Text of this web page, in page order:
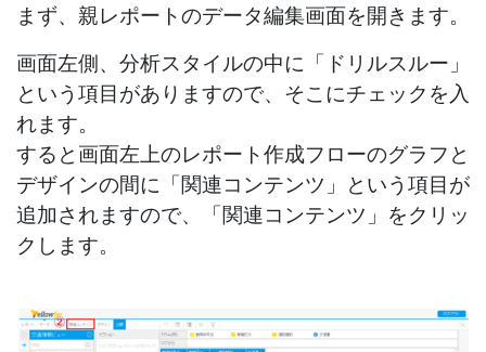
まず、親レポートのデータ編集画面を開きます。
画面左側、分析スタイルの中に「ドリルスルー」
という項目がありますので、そこにチェックを入
れます。
すると画面左上のレポート作成フローのグラフと
デザインの間に「関連コンテンツ」という項目が
追加されますので、「関連コンテンツ」をクリッ
クします。